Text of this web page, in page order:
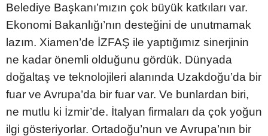
Belediye Başkanı’mızın çok büyük katkıları var.
Ekonomi Bakanlığı’nın desteğini de unutmamak
lazım. Xiamen’de İZFAŞ ile yaptığımız sinerjinin
ne kadar önemli olduğunu gördük. Dünyada
doğaltaş ve teknolojileri alanında Uzakdoğu’da bir
fuar ve Avrupa’da bir fuar var. Ve bunlardan biri,
ne mutlu ki İzmir’de. İtalyan firmaları da çok yoğun
ilgi gösteriyorlar. Ortadoğu’nun ve Avrupa’nın bir